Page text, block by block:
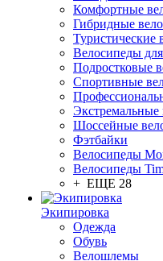
Комфортные
Гибридные
Туристические
Велосипеды
Подростковые
Спортивные
Экстремальные
Шоссейные
Фэтбайки
Велосипеды
Велосипеды
+ ЕЩЕ 28
Экипировка
Одежда
Обувь
Велошлемы